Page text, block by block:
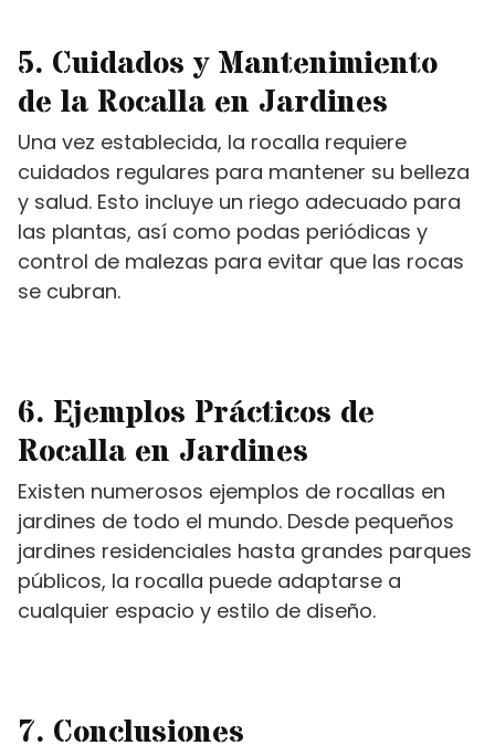
5. Cuidados y Mantenimiento
de la Rocalla en Jardines
Una vez establecida, la rocalla requiere
cuidados regulares para mantener su belleza
y salud. Esto incluye un riego adecuado para
las plantas, así como podas periódicas y
control de malezas para evitar que las rocas
se cubran.
6. Ejemplos Prácticos de
Rocalla en Jardines
Existen numerosos ejemplos de rocallas en
jardines de todo el mundo. Desde pequeños
jardines residenciales hasta grandes parques
públicos, la rocalla puede adaptarse a
cualquier espacio y estilo de diseño.
7. Conclusiones